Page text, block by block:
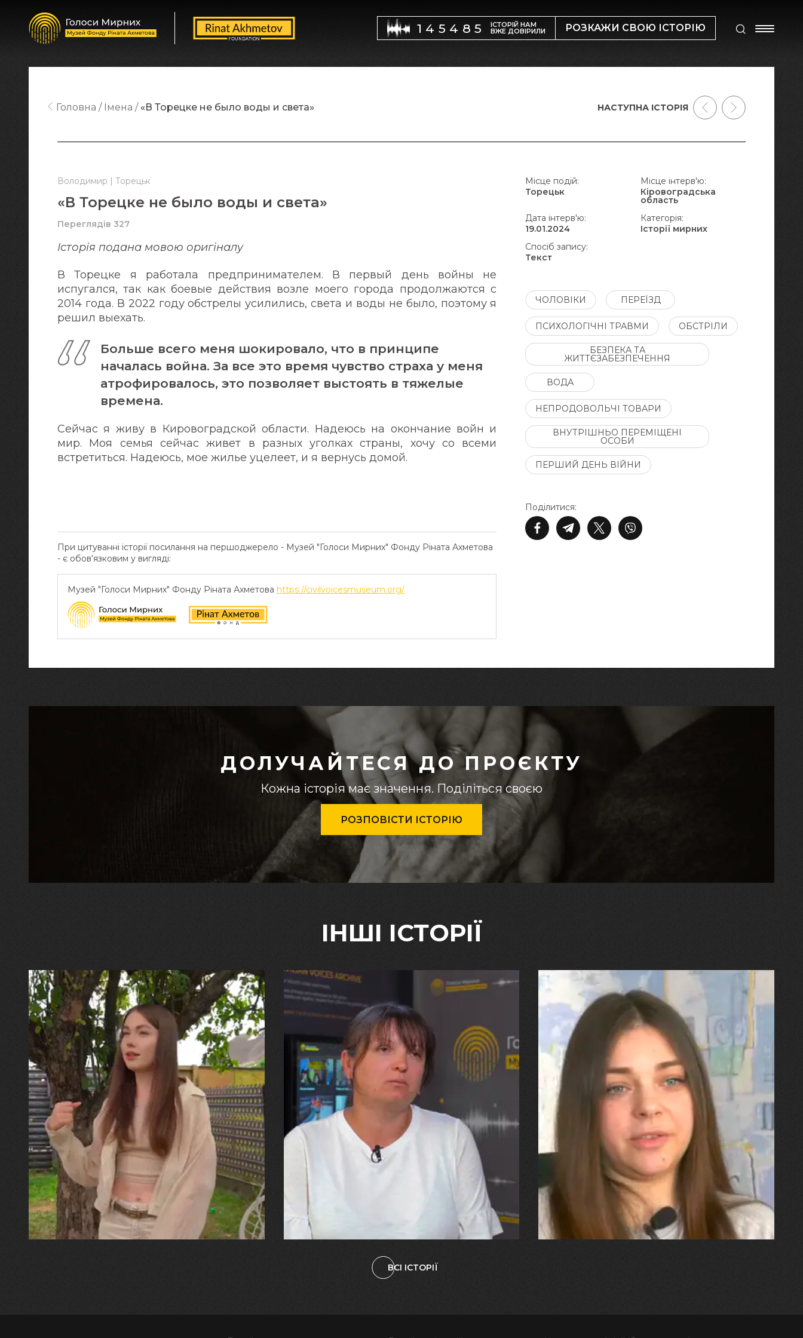
145485 ІСТОРІЙ НАМ
ВЖЕ ДОВІРИЛИ РОЗКАЖИ СВОЮ ІСТОРІЮ
Володимир | Торецьк
«В Торецке не было воды и света»
Переглядів 327
Історія подана мовою оригіналy
В Торецке я работала предпринимателем. В первый день войны не
испугался, так как боевые действия возле моего города продолжаются с
2014 года. В 2022 году обстрелы усилились, света и воды не было, поэтому я
решил выехать.
Больше всего меня шокировало, что в принципе
началась война. За все это время чувство страха у меня
атрофировалось, это позволяет выстоять в тяжелые
времена.
Сейчас я живу в Кировоградской области. Надеюсь на окончание войн и
мир. Моя семья сейчас живет в разных уголках страны, хочу со всеми
встретиться. Надеюсь, мое жилье уцелеет, и я вернусь домой.
При цитуванні історії посилання на першоджерело - Музей "Голоси Мирних" Фонду Ріната Ахметова
- є обов‘язковим у вигляді:
Музей "Голоси Мирних" Фонду Ріната Ахметова https://civilvoicesmuseum.org/
Головна Імена «В Торецке не было воды и света»
Поділитися:
Місце подій:
Торецьк
Місце інтерв'ю:
Кіровоградська
область
Дата інтерв'ю:
19.01.2024
Категорія:
Історії мирних
Спосіб запису:
Текст
ЧОЛОВІКИ ПЕРЕЇЗД
ПСИХОЛОГІЧНІ ТРАВМИ ОБСТРІЛИ
БЕЗПЕКА ТА
ЖИТТЄЗАБЕЗПЕЧЕННЯ
ВОДА
НЕПРОДОВОЛЬЧІ ТОВАРИ
ВНУТРІШНЬО ПЕРЕМІЩЕНІ
ОСОБИ
ПЕРШИЙ ДЕНЬ ВІЙНИ
НАСТУПНА ІСТОРІЯ
ДОЛУЧАЙТЕСЯ ДО ПРОЄКТУ
Кожна історія має значення. Поділіться своєю
РОЗПОВІСТИ ІСТОРІЮ
ІНШІ ІСТОРІЇ
30.07.2026
Калина, Дарина та Віра Папроцькі
"Хвиля була, як від моря,
прозора і велика… Я ледве
встигла схопити племінницю"
29.07.2026
Марина, Ваїд та Аміна Харченко
"Попри всі втрати, ми не
зламалися: тепер я бачу
свого вбитого чоловіка у
наших дітях"
27.07.2026
"Я перенесла 11 операцій, та
плакала від фантомного
болю. Але маленька донька
бере за руку і змушує йти
далі"
ВСІ ІСТОРІЇ